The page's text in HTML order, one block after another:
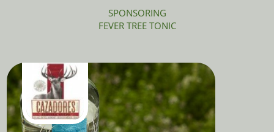
SPONSORING
FEVER TREE TONIC